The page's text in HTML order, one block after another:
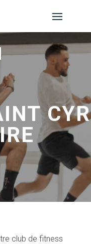
CYR
club de fitness